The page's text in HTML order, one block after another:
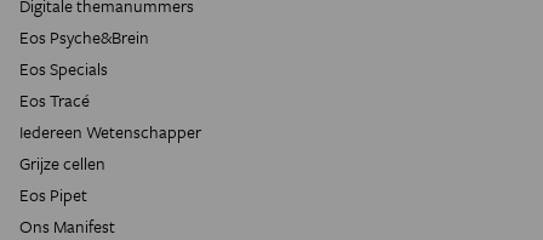
Digitale themanummers
Eos Psyche&Brein
Eos Specials
Eos Tracé
Iedereen Wetenschapper
Grijze cellen
Eos Pipet
Ons Manifest